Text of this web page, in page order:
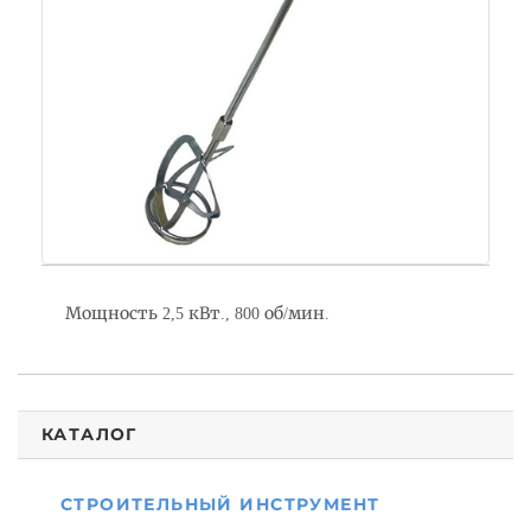
Мощность 2,5 кВт., 800 об/мин.
КАТАЛОГ
СТРОИТЕЛЬНЫЙ ИНСТРУМЕНТ